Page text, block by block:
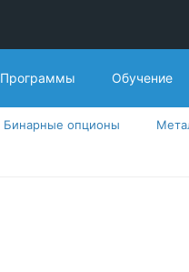
Программы Обучение
Бинарные опционы